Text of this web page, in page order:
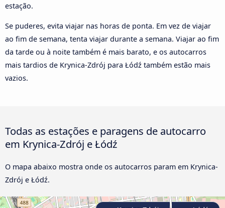
estação.
Se puderes, evita viajar nas horas de ponta. Em vez de viajar
ao fim de semana, tenta viajar durante a semana. Viajar ao fim
da tarde ou à noite também é mais barato, e os autocarros
mais tardios de Krynica-Zdrój para Łódź também estão mais
vazios.
Todas as estações e paragens de autocarro
em Krynica-Zdrój e Łódź
O mapa abaixo mostra onde os autocarros param em Krynica-
Zdrój e Łódź.